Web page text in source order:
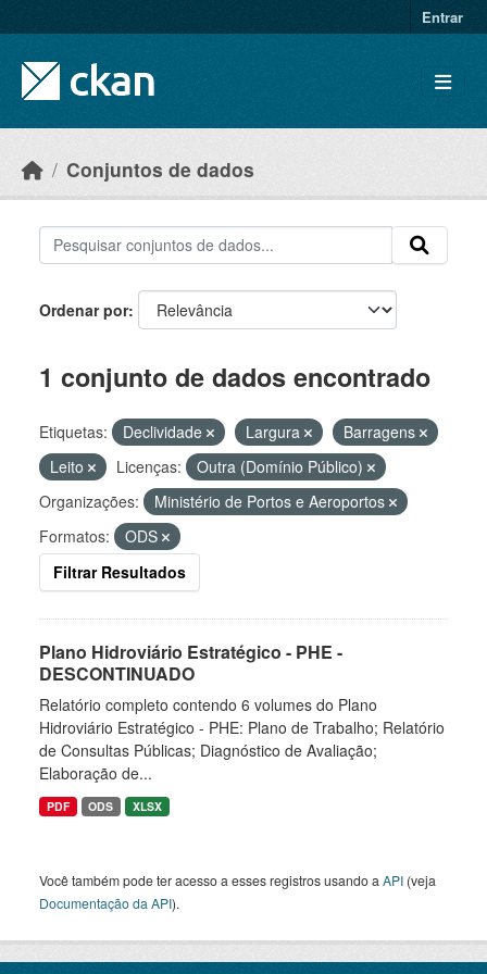
Entrar
Conjuntos de dados
Ordenar por
1 conjunto de dados encontrado
Etiquetas: Declividade Largura
Barragens
Leito
Licenças:
Outra (Domínio Público)
Organizações:
Ministério de Portos e Aeroportos
Formatos:
ODS
Filtrar Resultados
Plano Hidroviário Estratégico - PHE -
DESCONTINUADO
Relatório completo contendo 6 volumes do Plano
Hidroviário Estratégico - PHE: Plano de Trabalho; Relatório
de Consultas Públicas; Diagnóstico de Avaliação;
Elaboração de...
PDF ODS XLSX
Você também pode ter acesso a esses registros usando a API (veja
Documentação da API).